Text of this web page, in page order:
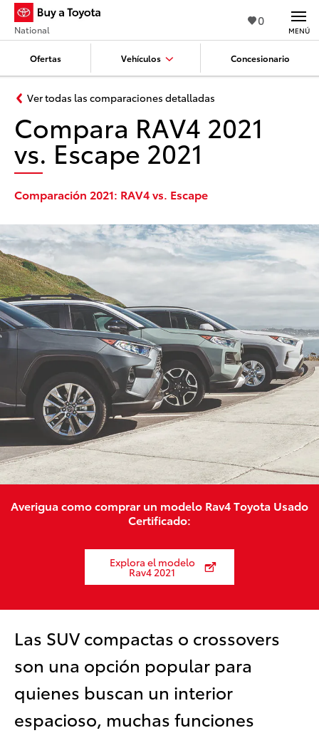
0
Ofertas Vehículos Concesionario
National MENÚ
Ver todas las comparaciones detalladas
Compara RAV4 2021
vs. Escape 2021
Las SUV compactas o crossovers
son una opción popular para
quienes buscan un interior
espacioso, muchas funciones
Comparación 2021: RAV4 vs. Escape
Averigua como comprar un modelo Rav4 Toyota Usado
Certificado:
Explora el modelo
Rav4 2021